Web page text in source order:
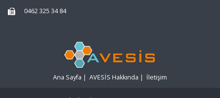
0462 325 34 84
Ana Sayfa | AVESİS Hakkında | İletişim